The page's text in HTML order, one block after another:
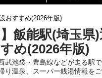
おすすめ(2026年版)
飯能駅(埼玉県
め(2026年版)
武池袋・豊島線などが走る駅
温泉、スーパー銭湯情報をご